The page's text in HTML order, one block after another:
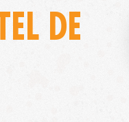
DE